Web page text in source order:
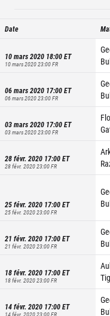
Date
10 mars 2020 18:00ET
10 mars 2020 23:00FR
06 mars 2020 17:00ET
06 mars 2020 23:00FR
03 mars 2020 17:00ET
03 mars 2020 23:00FR
28 févr. 2020 17:00ET
28 févr. 2020 23:00FR
25 févr. 2020 17:00ET
25 févr. 2020 23:00FR
21 févr. 2020 17:00ET
21 févr. 2020 23:00FR
18 févr. 2020 17:00ET
18 févr. 2020 23:00FR
14 févr. 2020 17:00ET